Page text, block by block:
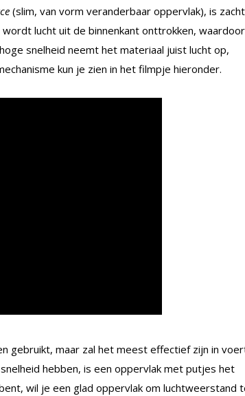
(slim, van vorm veranderbaar oppervlak), is
lucht uit de binnenkant onttrokken,
snelheid neemt het materiaal juist lucht op,
kun je zien in het filmpje hieronder.
gebruikt, maar zal het meest effectief zijn in
hebben, is een oppervlak met putjes het
wil je een glad oppervlak om luchtweerstand